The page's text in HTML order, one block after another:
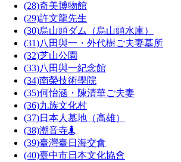
(28)奇美博物館
(29)許文龍先生
(30)烏山頭ダム（烏山頭水庫）
(31)八田與一・外代樹ご夫妻墓所
(32)芝山公園
(33)八田與一紀念館
(34)南榮技術學院
(35)何怡涵・陳清華ご夫妻
(36)九族文化村
(37)日本人墓地（高雄）
(38)潮音寺
(39)臺灣臺日海交會
(40)臺中市日本文化協會